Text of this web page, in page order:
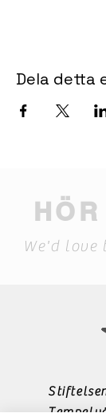
Dela detta
We'd love